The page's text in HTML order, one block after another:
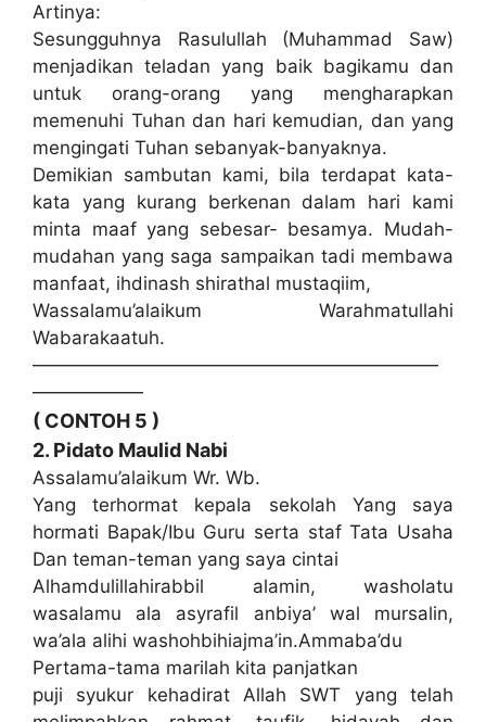
Artinya:
Sesungguhnya Rasulullah (Muhammad Saw)
menjadikan teladan yang baik bagikamu dan
untuk orang-orang yang mengharapkan
memenuhi Tuhan dan hari kemudian, dan yang
mengingati Tuhan sebanyak-banyaknya.
Demikian sambutan kami, bila terdapat kata-
kata yang kurang berkenan dalam hari kami
minta maaf yang sebesar- besamya. Mudah-
mudahan yang saga sampaikan tadi membawa
manfaat, ihdinash shirathal mustaqiim,
Wassalamu’alaikum Warahmatullahi
Wabarakaatuh.
——————————————————————
——————
( CONTOH 5 )
2. Pidato Maulid Nabi
Assalamu’alaikum Wr. Wb.
Yang terhormat kepala sekolah Yang saya
hormati Bapak/Ibu Guru serta staf Tata Usaha
Dan teman-teman yang saya cintai
Alhamdulillahirabbil alamin, washolatu
wasalamu ala asyrafil anbiya’ wal mursalin,
wa’ala alihi washohbihiajma’in.Ammaba’du
Pertama-tama marilah kita panjatkan
puji syukur kehadirat Allah SWT yang telah